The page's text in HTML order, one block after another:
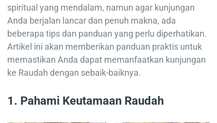
spiritual yang mendalam, namun agar kunjungan
Anda berjalan lancar dan penuh makna, ada
beberapa tips dan panduan yang perlu diperhatikan.
Artikel ini akan memberikan panduan praktis untuk
memastikan Anda dapat memanfaatkan kunjungan
ke Raudah dengan sebaik-baiknya.
1. Pahami Keutamaan Raudah